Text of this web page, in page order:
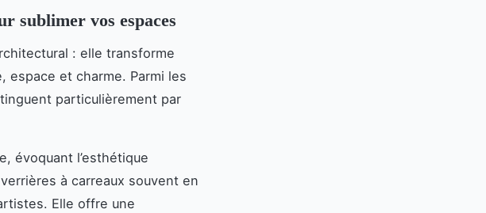
sublimer vos espaces
: elle transforme
espace et charme. Parmi les
particulièrement par
évoquant l’esthétique
à carreaux souvent en
Elle offre une